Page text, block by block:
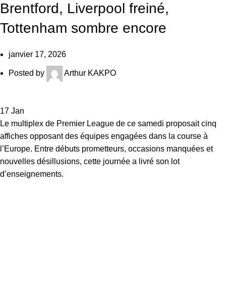
Brentford, Liverpool freiné,
Tottenham sombre encore
janvier 17, 2026
Posted by Arthur KAKPO
17 Jan
Le multiplex de Premier League de ce samedi proposait cinq
affiches opposant des équipes engagées dans la course à
l’Europe. Entre débuts prometteurs, occasions manquées et
nouvelles désillusions, cette journée a livré son lot
d’enseignements.